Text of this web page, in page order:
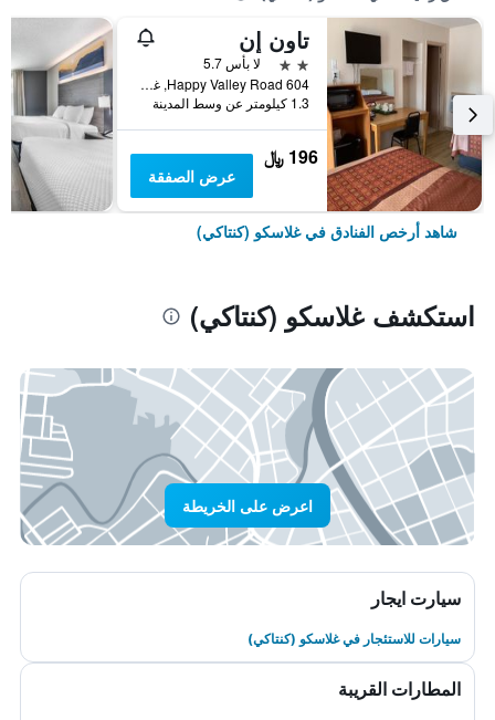
تاون إن
2 نجمتين
لا بأس 5.7
604 Happy Valley Road, غلاسكو (كنتاكي), KY, الولايات المتحدة الأميريكية
1.3 كيلومتر عن وسط المدينة
196 ﷼
عرض الصفقة
شاهد أرخص الفنادق في غلاسكو (كنتاكي)
استكشف غلاسكو (كنتاكي)
اعرض على الخريطة
سيارت ايجار
سيارات للاستئجار في غلاسكو (كنتاكي)
المطارات القريبة